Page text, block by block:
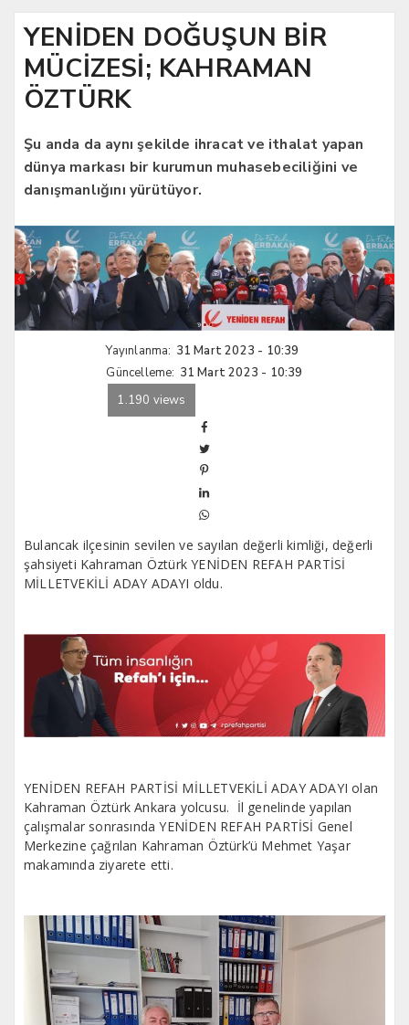
YENİDEN DOĞUŞUN BİR
MÜCİZESİ; KAHRAMAN
ÖZTÜRK
Şu anda da aynı şekilde ihracat ve ithalat yapan
dünya markası bir kurumun muhasebeciliğini ve
danışmanlığını yürütüyor.
Yayınlanma: 31 Mart 2023 - 10:39
Güncelleme: 31 Mart 2023 - 10:39
1.190 views
Bulancak ilçesinin sevilen ve sayılan değerli kimliği, değerli
şahsiyeti Kahraman Öztürk YENİDEN REFAH PARTİSİ
MİLLETVEKİLİ ADAY ADAYI oldu.
YENİDEN REFAH PARTİSİ MİLLETVEKİLİ ADAY ADAYI olan
Kahraman Öztürk Ankara yolcusu. İl genelinde yapılan
çalışmalar sonrasında YENİDEN REFAH PARTİSİ Genel
Merkezine çağrılan Kahraman Öztürk’ü Mehmet Yaşar
makamında ziyarete etti.